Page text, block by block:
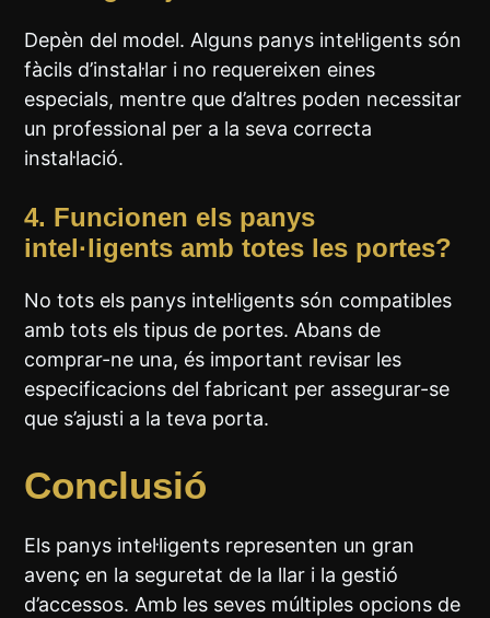
Depèn del model. Alguns panys intel·ligents són
fàcils d’instal·lar i no requereixen eines
especials, mentre que d’altres poden necessitar
un professional per a la seva correcta
instal·lació.
4. Funcionen els panys
intel·ligents amb totes les portes?
No tots els panys intel·ligents són compatibles
amb tots els tipus de portes. Abans de
comprar-ne una, és important revisar les
especificacions del fabricant per assegurar-se
que s’ajusti a la teva porta.
Conclusió
Els panys intel·ligents representen un gran
avenç en la seguretat de la llar i la gestió
d’accessos. Amb les seves múltiples opcions de